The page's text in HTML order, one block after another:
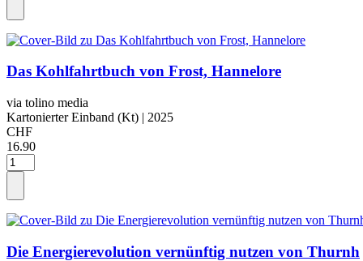
Das Kohlfahrtbuch von Frost, Hannelore
via tolino media
Kartonierter Einband (Kt) | 2025
CHF
16.90
Die Energierevolution vernünftig nutzen von Thurnh